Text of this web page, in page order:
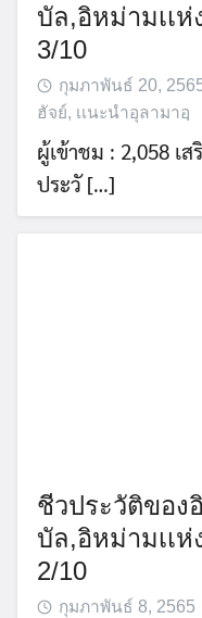
บัล,อิหม่ามเเ
3/10
กุมภาพันธ์ 20,
ฮัจย์, เเนะนำอุลามาอฺ
ผู้เข้าชม : 2,058 เ
ประวั […]
ชีวประวัติขอ
บัล,อิหม่ามเเ
2/10
กุมภาพันธ์ 8, 2565